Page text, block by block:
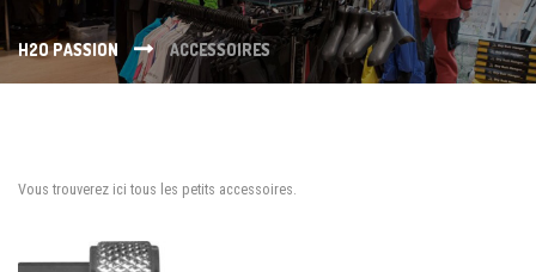
H2O PASSION ACCESSOIRES
Vous trouverez ici tous les petits accessoires.